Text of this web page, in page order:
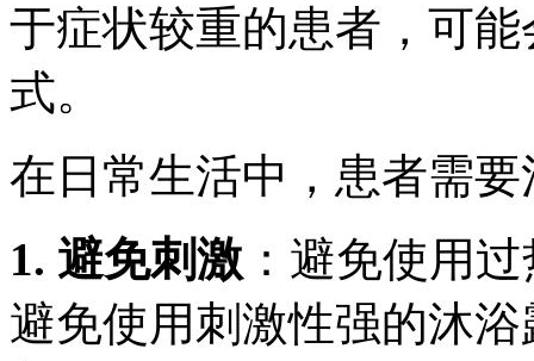
于症状较重的患者，可
式。
在日常生活中，患者需
1. 避免刺激 ：避免使用
避免使用刺激性强的沐